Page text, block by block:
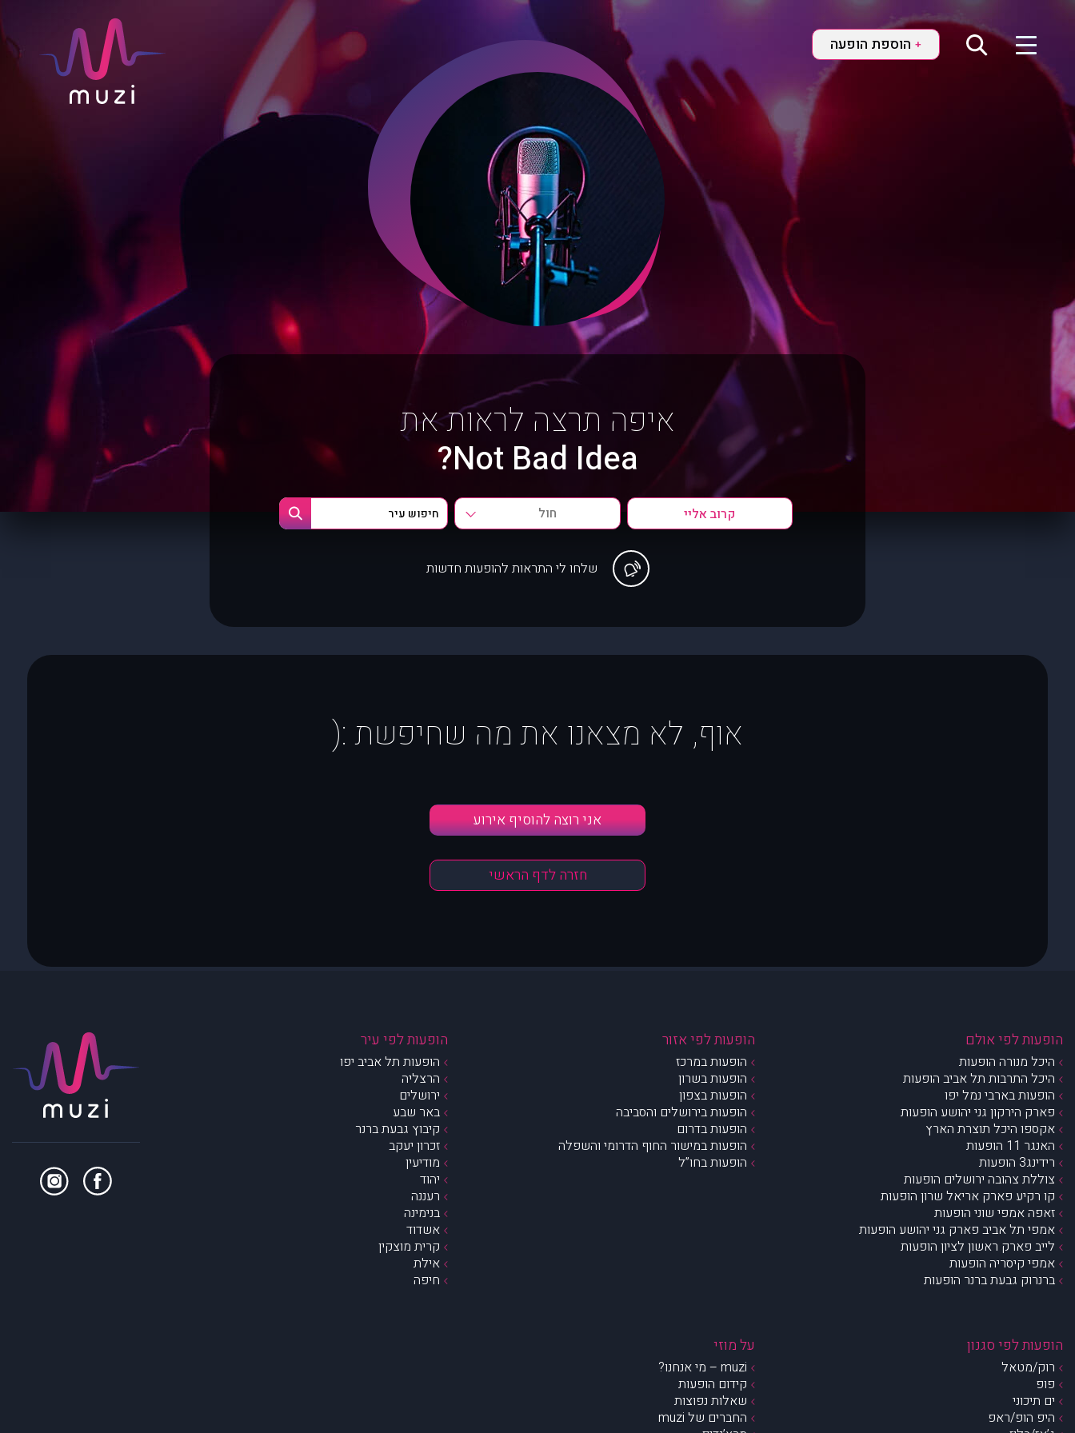
+ הוספת הופעה
איפה תרצה לראות את
Not Bad Idea?
חול
שלחו לי התראות להופעות חדשות
אוף, לא מצאנו את מה שחיפשת :(
אני רוצה להוסיף אירוע
חזרה לדף הראשי
הופעות לפי אולם
היכל מנורה הופעות
היכל התרבות תל אביב הופעות
הופעות בארבי נמל יפו
פארק הירקון גני יהושע הופעות
אקספו היכל תוצרת הארץ
האנגר 11 הופעות
רידינג3 הופעות
צוללת צהובה ירושלים הופעות
קו רקיע פארק אריאל שרון הופעות
זאפה אמפי שוני הופעות
אמפי תל אביב פארק גני יהושע הופעות
לייב פארק ראשון לציון הופעות
אמפי קיסריה הופעות
ברנרוק גבעת ברנר הופעות
הופעות לפי אזור
הופעות במרכז
הופעות בשרון
הופעות בצפון
הופעות בירושלים והסביבה
הופעות בדרום
הופעות במישור החוף הדרומי והשפלה
הופעות בחו”ל
הופעות לפי עיר
הופעות תל אביב יפו
הרצליה
ירושלים
באר שבע
קיבוץ גבעת ברנר
זכרון יעקב
מודיעין
יהוד
רעננה
בנימינה
אשדוד
קרית מוצקין
אילת
חיפה
הופעות לפי סגנון
רוק/מטאל
פופ
ים תיכוני
היפ הופ/ראפ
על מוזי
muzi – מי אנחנו?
קידום הופעות
שאלות נפוצות
החברים של muzi